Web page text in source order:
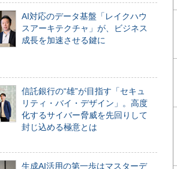
AI対応のデータ基盤「レイクハウ
スアーキテクチャ」が、ビジネス
成長を加速させる鍵に
信託銀行の“雄”が目指す「セキュ
リティ・バイ・デザイン」。高度
化するサイバー脅威を先回りして
封じ込める極意とは
生成AI活用の第一歩はマスターデ